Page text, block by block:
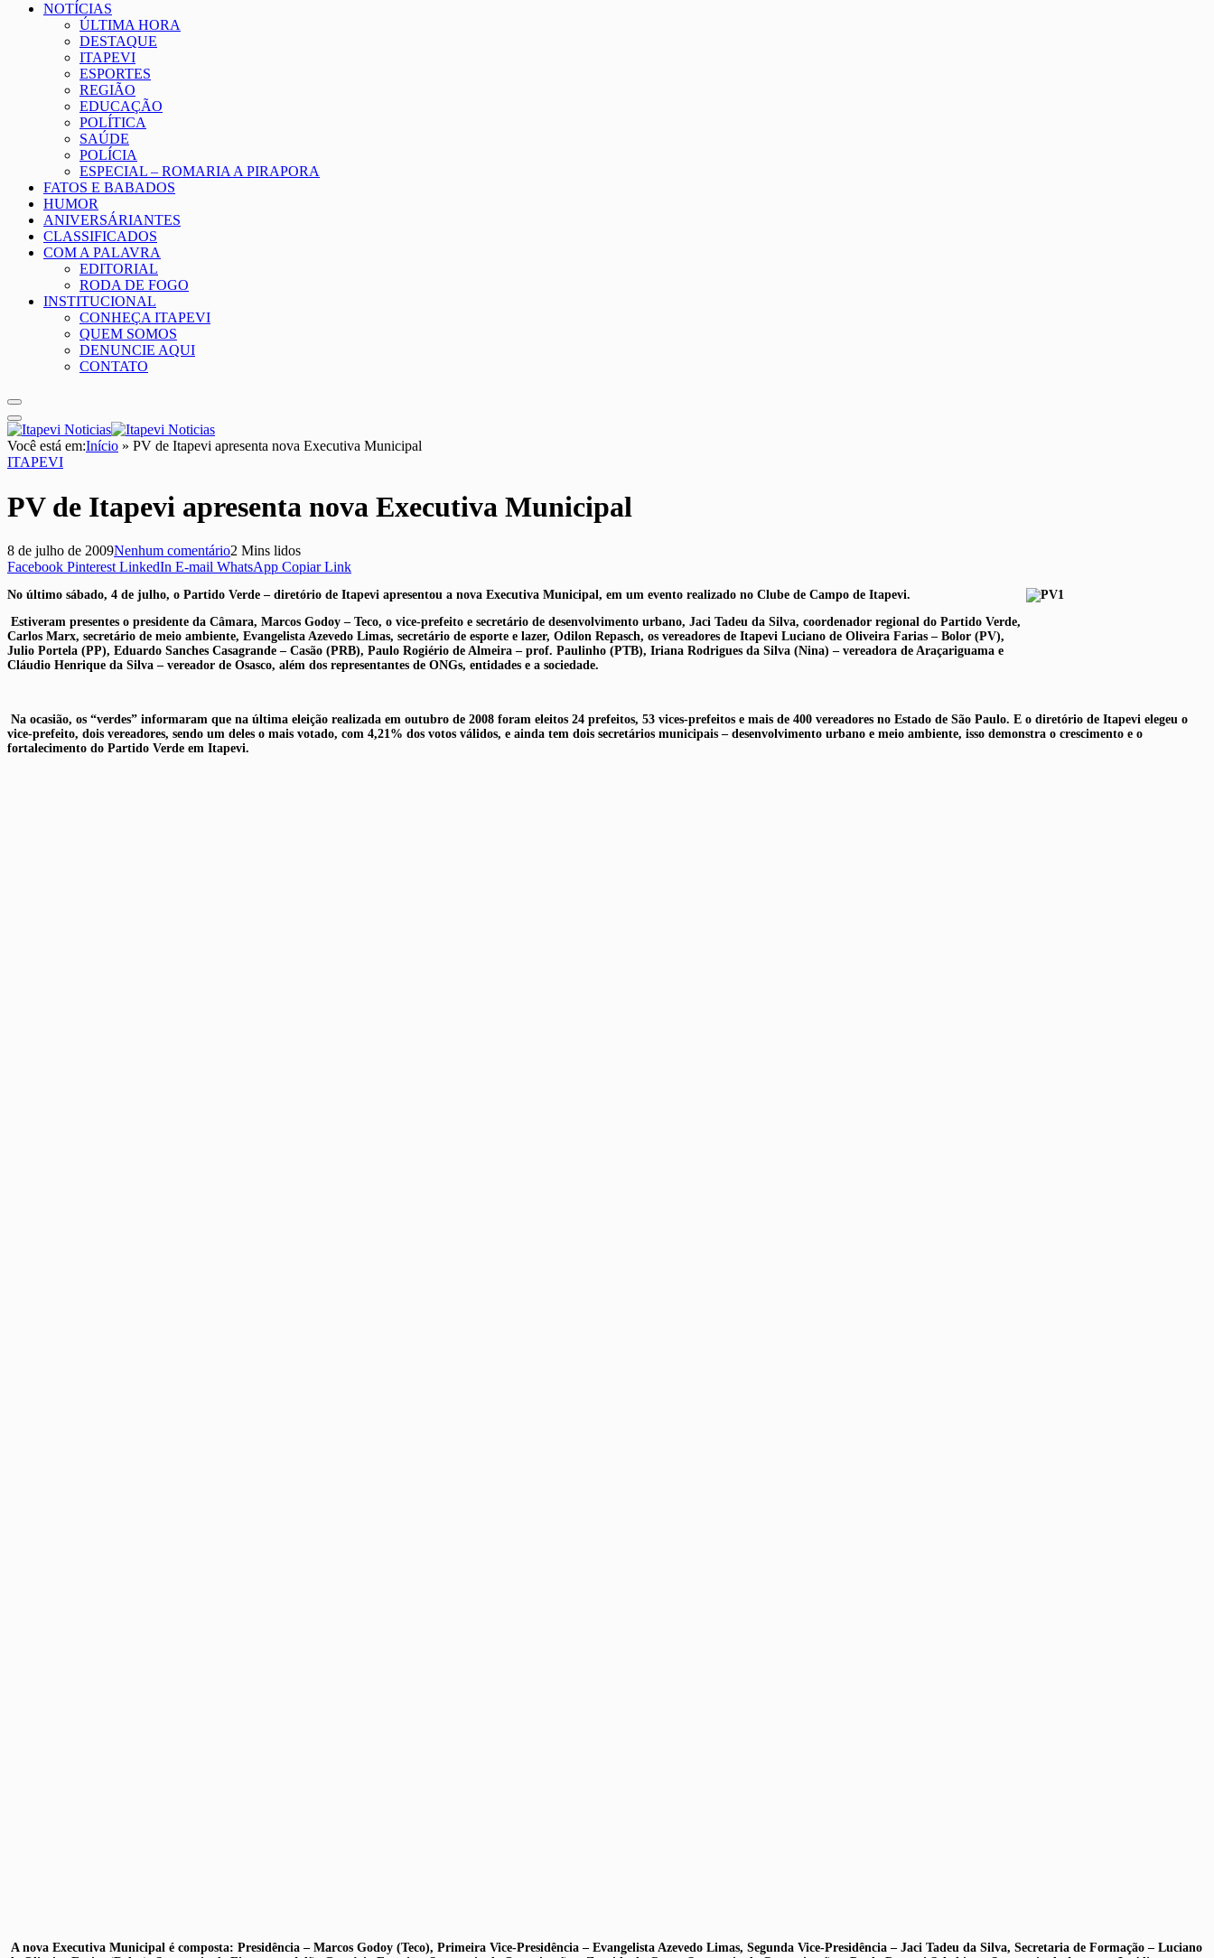
NOTÍCIAS
ÚLTIMA HORA
DESTAQUE
ITAPEVI
ESPORTES
REGIÃO
EDUCAÇÃO
POLÍTICA
SAÚDE
POLÍCIA
ESPECIAL – ROMARIA A PIRAPORA
FATOS E BABADOS
HUMOR
ANIVERSÁRIANTES
CLASSIFICADOS
COM A PALAVRA
EDITORIAL
RODA DE FOGO
INSTITUCIONAL
CONHEÇA ITAPEVI
QUEM SOMOS
DENUNCIE AQUI
CONTATO
Você está em:Início » PV de Itapevi apresenta nova Executiva Municipal
ITAPEVI
PV de Itapevi apresenta nova Executiva Municipal
8 de julho de 2009Nenhum comentário2 Mins lidos
Facebook Pinterest LinkedIn E-mail WhatsApp Copiar Link
No último sábado, 4 de julho, o Partido Verde – diretório de Itapevi apresentou a nova Executiva Municipal, em um evento realizado no Clube de Campo de Itapevi.
Estiveram presentes o presidente da Câmara, Marcos Godoy – Teco, o vice-prefeito e secretário de desenvolvimento urbano, Jaci Tadeu da Silva, coordenador regional do Partido Verde,
Carlos Marx, secretário de meio ambiente, Evangelista Azevedo Limas, secretário de esporte e lazer, Odilon Repasch, os vereadores de Itapevi Luciano de Oliveira Farias – Bolor (PV),
Julio Portela (PP), Eduardo Sanches Casagrande – Casão (PRB), Paulo Rogiério de Almeira – prof. Paulinho (PTB), Iriana Rodrigues da Silva (Nina) – vereadora de Araçariguama e
Cláudio Henrique da Silva – vereador de Osasco, além dos representantes de ONGs, entidades e a sociedade.
Na ocasião, os “verdes” informaram que na última eleição realizada em outubro de 2008 foram eleitos 24 prefeitos, 53 vices-prefeitos e mais de 400 vereadores no Estado de São Paulo. E o diretório de Itapevi elegeu o
vice-prefeito, dois vereadores, sendo um deles o mais votado, com 4,21% dos votos válidos, e ainda tem dois secretários municipais – desenvolvimento urbano e meio ambiente, isso demonstra o crescimento e o
fortalecimento do Partido Verde em Itapevi.
A nova Executiva Municipal é composta: Presidência – Marcos Godoy (Teco), Primeira Vice-Presidência – Evangelista Azevedo Limas, Segunda Vice-Presidência – Jaci Tadeu da Silva, Secretaria de Formação – Luciano